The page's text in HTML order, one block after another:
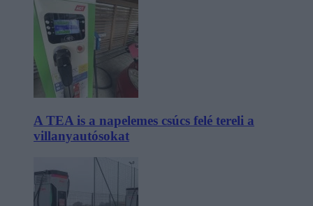
A TEA is a napelemes csúcs felé tereli a
villanyautósokat